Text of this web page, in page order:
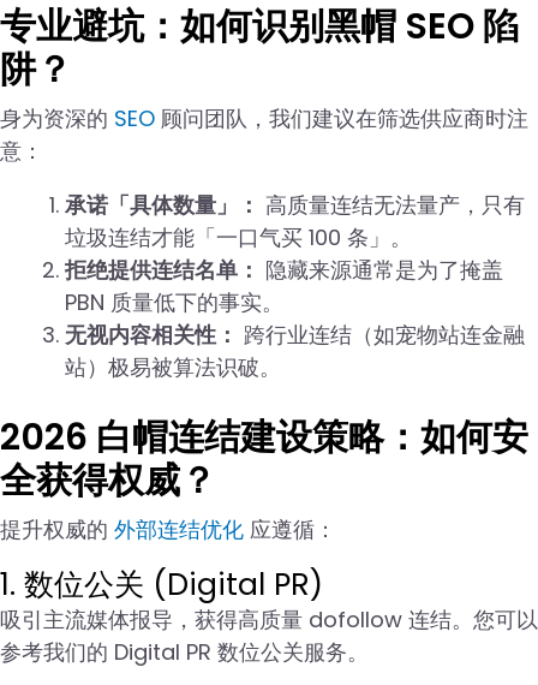
专业避坑：如何识别黑帽 SEO 陷
阱？
身为资深的 SEO 顾问团队，我们建议在筛选供应商时注
意：
承诺「具体数量」： 高质量连结无法量产，只有
垃圾连结才能「一口气买 100 条」。
拒绝提供连结名单： 隐藏来源通常是为了掩盖
PBN 质量低下的事实。
无视内容相关性： 跨行业连结（如宠物站连金融
站）极易被算法识破。
2026 白帽连结建设策略：如何安
全获得权威？
提升权威的 外部连结优化 应遵循：
1. 数位公关 (Digital PR)
吸引主流媒体报导，获得高质量 dofollow 连结。您可以
参考我们的 Digital PR 数位公关服务。